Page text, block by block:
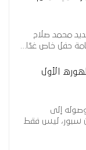
محمد صلاح
حفل خاص غدًا…
الأول
إلى
سبور، ليس فقط